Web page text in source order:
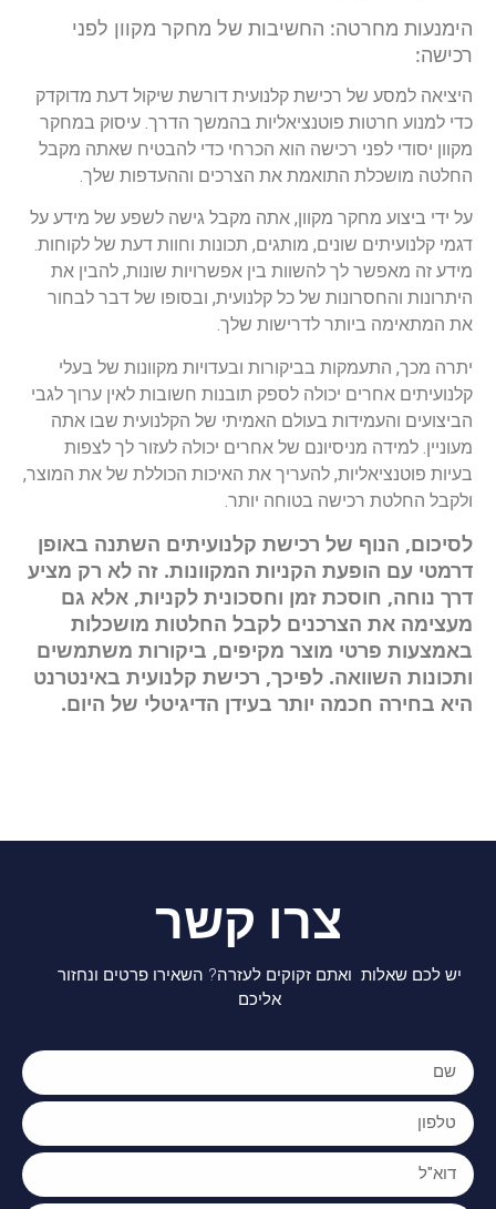
הימנעות מחרטה: החשיבות של מחקר מקוון לפני
רכישה:
היציאה למסע של רכישת קלנועית דורשת שיקול דעת מדוקדק
כדי למנוע חרטות פוטנציאליות בהמשך הדרך. עיסוק במחקר
מקוון יסודי לפני רכישה הוא הכרחי כדי להבטיח שאתה מקבל
החלטה מושכלת התואמת את הצרכים וההעדפות שלך.
על ידי ביצוע מחקר מקוון, אתה מקבל גישה לשפע של מידע על
דגמי קלנועיתים שונים, מותגים, תכונות וחוות דעת של לקוחות.
מידע זה מאפשר לך להשוות בין אפשרויות שונות, להבין את
היתרונות והחסרונות של כל קלנועית, ובסופו של דבר לבחור
את המתאימה ביותר לדרישות שלך.
יתרה מכך, התעמקות בביקורות ובעדויות מקוונות של בעלי
קלנועיתים אחרים יכולה לספק תובנות חשובות לאין ערוך לגבי
הביצועים והעמידות בעולם האמיתי של הקלנועית שבו אתה
מעוניין. למידה מניסיונם של אחרים יכולה לעזור לך לצפות
בעיות פוטנציאליות, להעריך את האיכות הכוללת של את המוצר,
ולקבל החלטת רכישה בטוחה יותר.
לסיכום, הנוף של רכישת קלנועיתים השתנה באופן
דרמטי עם הופעת הקניות המקוונות. זה לא רק מציע
דרך נוחה, חוסכת זמן וחסכונית לקניות, אלא גם
מעצימה את הצרכנים לקבל החלטות מושכלות
באמצעות פרטי מוצר מקיפים, ביקורות משתמשים
ותכונות השוואה. לפיכך, רכישת קלנועית באינטרנט
היא בחירה חכמה יותר בעידן הדיגיטלי של היום.
צרו קשר
יש לכם שאלות ואתם זקוקים לעזרה? השאירו פרטים ונחזור
אליכם